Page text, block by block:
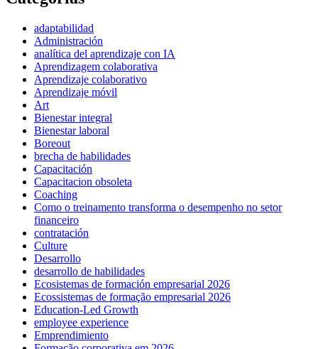
adaptabilidad
Administración
analítica del aprendizaje con IA
Aprendizagem colaborativa
Aprendizaje colaborativo
Aprendizaje móvil
Art
Bienestar integral
Bienestar laboral
Boreout
brecha de habilidades
Capacitación
Capacitacion obsoleta
Coaching
Como o treinamento transforma o desempenho no setor
financeiro
contratación
Culture
Desarrollo
desarrollo de habilidades
Ecosistemas de formación empresarial 2026
Ecossistemas de formação empresarial 2026
Education-Led Growth
employee experience
Emprendimiento